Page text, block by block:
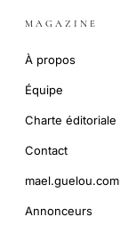
MAGAZINE
À propos
Équipe
Charte éditoriale
Contact
Annonceurs